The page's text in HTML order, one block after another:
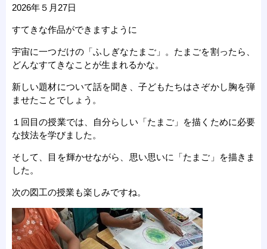
2026年５月27日
すてきな作品ができますように
宇宙に一つだけの「ふしぎなたまご」。たまごを割ったら、
どんなすてきなことが生まれるかな。
新しい題材について話を聞き、子どもたちはさぞかし胸を弾
ませたことでしょう。
１回目の授業では、自分らしい「たまご」を描くために必要
な技法を学びました。
そして、目を輝かせながら、思い思いに「たまご」を描きま
した。
次の図工の授業も楽しみですね。